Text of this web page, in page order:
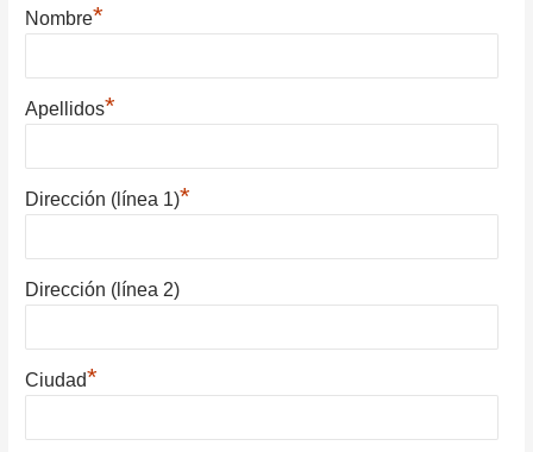
Nombre*
Apellidos*
Dirección (línea 1)*
Dirección (línea 2)
Ciudad*